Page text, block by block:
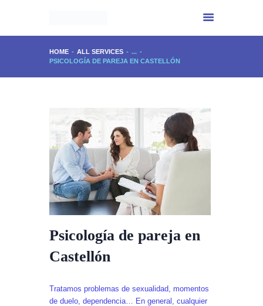
HOME ALL SERVICES
...
PSICOLOGÍA DE PAREJA EN CASTELLÓN
CENTRO IMPALA
SERVICIOS
EXPERIENCIA
PHYTOMER
CONTACTO
Psicología de pareja en
Castellón
Tratamos problemas de sexualidad, momentos
de duelo, dependencia… En general, cualquier